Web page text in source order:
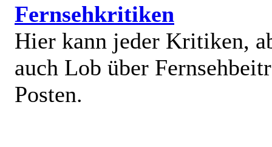
Fernsehkritiken
Hier kann jeder Kritiken,
auch Lob über
Posten.